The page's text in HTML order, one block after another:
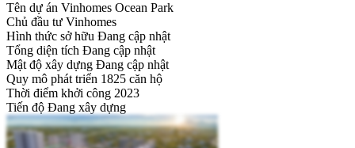
Tên dự án Vinhomes Ocean Park
Chủ đầu tư Vinhomes
Hình thức sở hữu Đang cập nhật
Tổng diện tích Đang cập nhật
Mật độ xây dựng Đang cập nhật
Quy mô phát triển 1825 căn hộ
Thời điểm khởi công 2023
Tiến độ Đang xây dựng